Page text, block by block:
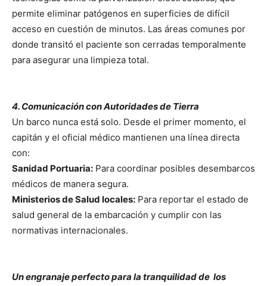
permite eliminar patógenos en superficies de difícil
acceso en cuestión de minutos. Las áreas comunes por
donde transitó el paciente son cerradas temporalmente
para asegurar una limpieza total.
4. Comunicación con Autoridades de Tierra
Un barco nunca está solo. Desde el primer momento, el
capitán y el oficial médico mantienen una línea directa
con:
Sanidad Portuaria: Para coordinar posibles desembarcos
médicos de manera segura.
Ministerios de Salud locales: Para reportar el estado de
salud general de la embarcación y cumplir con las
normativas internacionales.
Un engranaje perfecto para la tranquilidad de los